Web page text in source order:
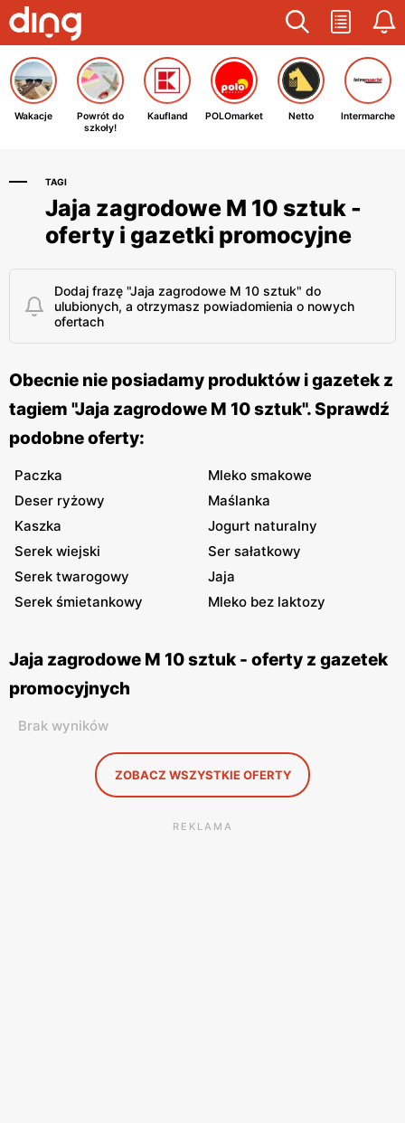
Wakacje
Powrót do
szkoły!
Kaufland POLOmarket Netto Intermarche
TAGI
Jaja zagrodowe M 10 sztuk -
oferty i gazetki promocyjne
Dodaj frazę "Jaja zagrodowe M 10 sztuk" do
ulubionych, a otrzymasz powiadomienia o nowych
ofertach
Obecnie nie posiadamy produktów i gazetek z
tagiem "Jaja zagrodowe M 10 sztuk". Sprawdź
podobne oferty:
Paczka
Mleko smakowe
Deser ryżowy
Maślanka
Kaszka
Jogurt naturalny
Serek wiejski
Ser sałatkowy
Serek twarogowy
Jaja
Serek śmietankowy
Mleko bez laktozy
Jaja zagrodowe M 10 sztuk - oferty z gazetek
promocyjnych
Brak wyników
ZOBACZ WSZYSTKIE OFERTY
REKLAMA